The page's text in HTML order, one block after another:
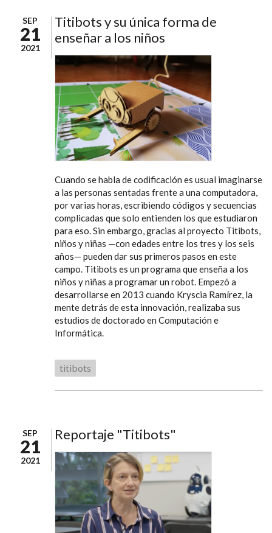
SEP
21
2021
Titibots y su única forma de
enseñar a los niños
Cuando se habla de codificación es usual imaginarse
a las personas sentadas frente a una computadora,
por varias horas, escribiendo códigos y secuencias
complicadas que solo entienden los que estudiaron
para eso. Sin embargo, gracias al proyecto Titibots,
niños y niñas —con edades entre los tres y los seis
años— pueden dar sus primeros pasos en este
campo. Titibots es un programa que enseña a los
niños y niñas a programar un robot. Empezó a
desarrollarse en 2013 cuando Kryscia Ramírez, la
mente detrás de esta innovación, realizaba sus
estudios de doctorado en Computación e
Informática.
titibots
SEP
21
2021
Reportaje "Titibots"